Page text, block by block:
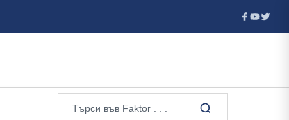
Испанските служби разследват подготовка за